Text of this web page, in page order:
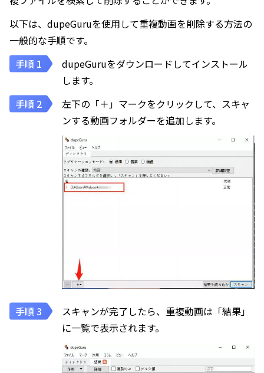
以下は、dupeGuruを使用して重複動画を削除する方法の
一般的な手順です。
dupeGuruをダウンロードしてインストール
します。
左下の「＋」マークをクリックして、スキャ
ンする動画フォルダーを追加します。
スキャンが完了したら、重複動画は「結果」
に一覧で表示されます。